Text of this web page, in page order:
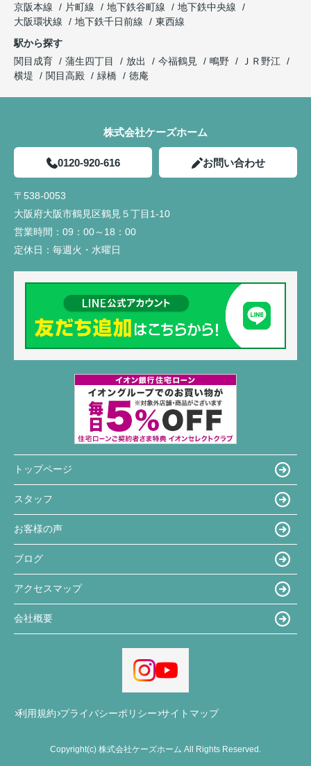
京阪本線
片町線 地下鉄谷町線
地下鉄中央線
大阪環状線
地下鉄千日前線
東西線
駅から探す
関目成育
蒲生四丁目 放出 今福鶴見 鴫野
ＪＲ野江
横堤
関目高殿 緑橋 徳庵
株式会社ケーズホーム
0120-920-616 お問い合わせ
〒538-0053
大阪府大阪市鶴見区鶴見５丁目1-10
営業時間： 09：00～18：00
定休日： 毎週火・水曜日
トップページ
スタッフ
お客様の声
ブログ
アクセスマップ
会社概要
利用規約 プライバシーポリシー サイトマップ
Copyright(c) 株式会社ケーズホーム All Rights Reserved.